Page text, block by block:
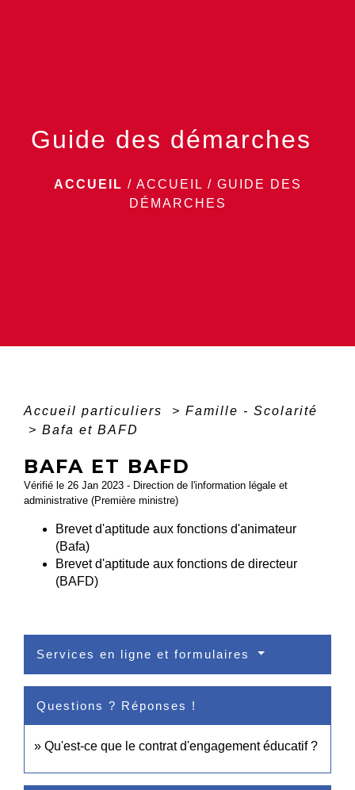
Guide des démarches
ACCUEIL / ACCUEIL / GUIDE DES
DÉMARCHES
Accueil particuliers > Famille - Scolarité
> Bafa et BAFD
BAFA ET BAFD
Vérifié le 26 Jan 2023 - Direction de l'information légale et
administrative (Première ministre)
Brevet d'aptitude aux fonctions d'animateur
(Bafa)
Brevet d'aptitude aux fonctions de directeur
(BAFD)
Services en ligne et formulaires
Questions ? Réponses !
Qu'est-ce que le contrat d'engagement éducatif ?